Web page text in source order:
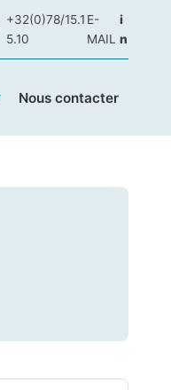
+32(0)78/15.1
5.10
E-
MAIL
i
n
Nous contacter